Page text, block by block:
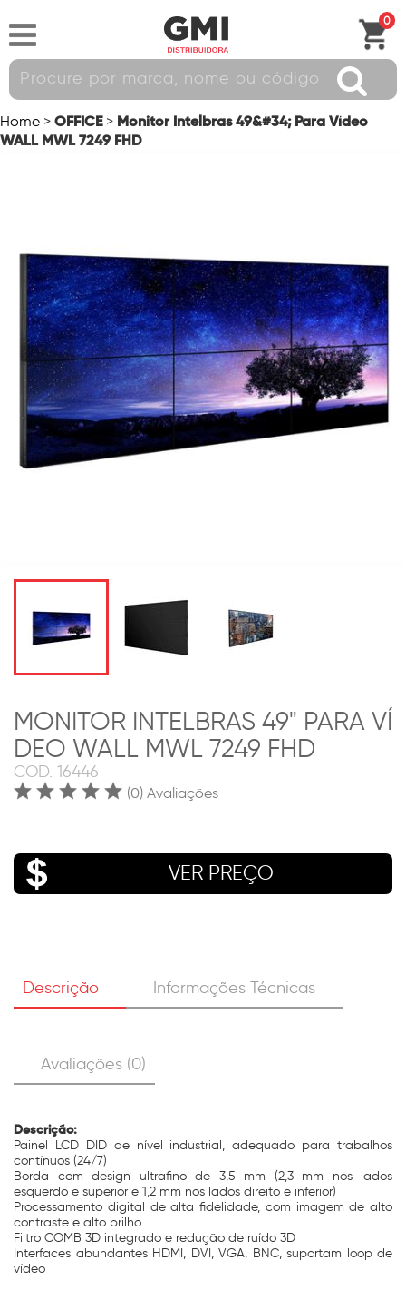
0
Home > OFFICE > Monitor Intelbras 49&#34; Para Vídeo
WALL MWL 7249 FHD
MONITOR INTELBRAS 49" PARA VÍ
DEO WALL MWL 7249 FHD
COD. 16446
(0) Avaliações
VER PREÇO
Descrição Informações Técnicas
Avaliações (0)
Descrição:
Painel LCD DID de nível industrial, adequado para trabalhos
contínuos (24/7)
Borda com design ultrafino de 3,5 mm (2,3 mm nos lados
esquerdo e superior e 1,2 mm nos lados direito e inferior)
Processamento digital de alta fidelidade, com imagem de alto
contraste e alto brilho
Filtro COMB 3D integrado e redução de ruído 3D
Interfaces abundantes HDMI, DVI, VGA, BNC, suportam loop de
vídeo